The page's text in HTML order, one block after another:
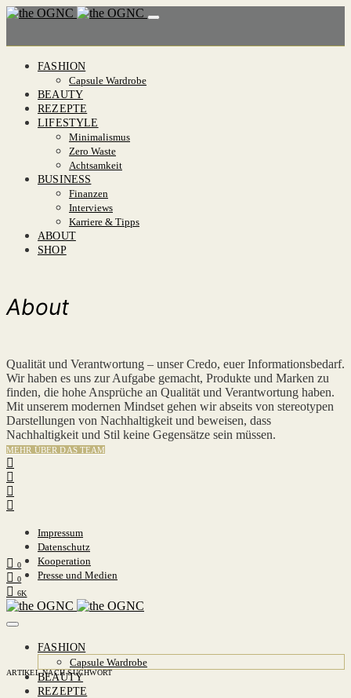
FASHION
Capsule Wardrobe
BEAUTY
REZEPTE
LIFESTYLE
Minimalismus
Zero Waste
Achtsamkeit
BUSINESS
Finanzen
Interviews
Karriere & Tipps
ABOUT
SHOP
About
Qualität und Verantwortung – unser Credo, euer Informationsbedarf.
Wir haben es uns zur Aufgabe gemacht, Produkte und Marken zu
finden, die hohe Ansprüche an Qualität und Verantwortung haben.
Mit unserem modernen Mindset gehen wir abseits von stereotypen
Darstellungen von Nachhaltigkeit und beweisen, dass
Nachhaltigkeit und Stil keine Gegensätze sein müssen.
MEHR ÜBER DAS TEAM
Impressum
Datenschutz
Kooperation
Presse und Medien
0
0
6K
FASHION
Capsule Wardrobe
BEAUTY
REZEPTE
ARTIKEL NACH SUCHWORT